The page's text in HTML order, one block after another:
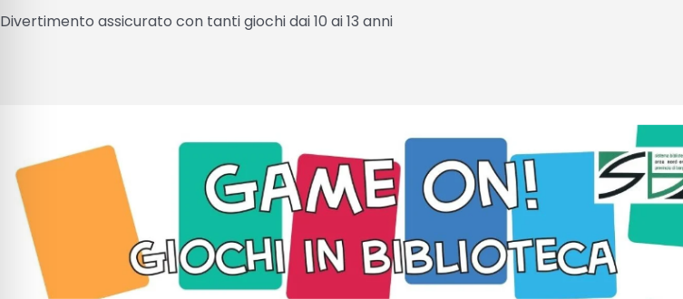
Divertimento assicurato con tanti giochi dai 10 ai 13 anni